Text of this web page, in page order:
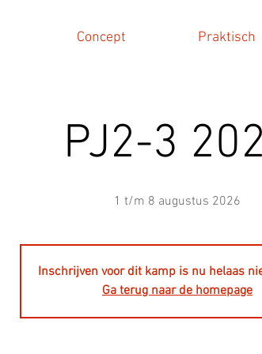
Concept Praktisch
PJ2-3
1 t/m 8 augustus 2026
Inschrijven voor dit kamp is nu helaas
Ga terug naar de homepage